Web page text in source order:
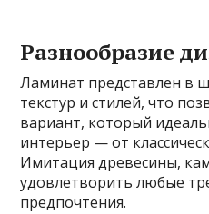
Разнообразие
Ламинат представлен в
текстур и стилей, что
вариант, который
интерьер — от
Имитация древесины,
удовлетворить любые
предпочтения.